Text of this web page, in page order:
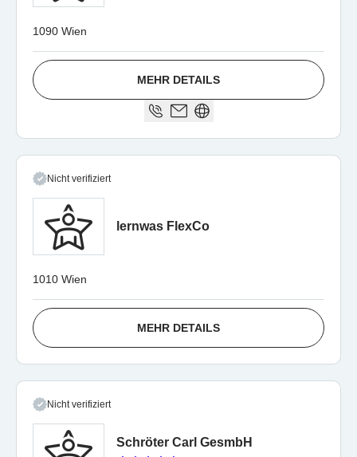
1090 Wien
MEHR DETAILS
Nicht verifiziert
lernwas FlexCo
1010 Wien
MEHR DETAILS
Nicht verifiziert
Schröter Carl GesmbH